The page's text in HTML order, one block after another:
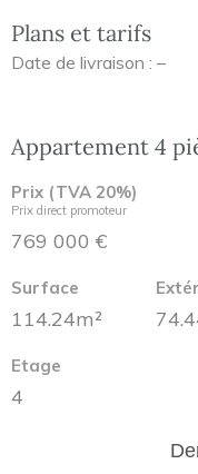
Plans et tarifs
Date de livraison : –
Appartement 4
Prix (TVA 20%)
Prix direct promoteur
769 000 €
Surface
114.24m²
Etage
4